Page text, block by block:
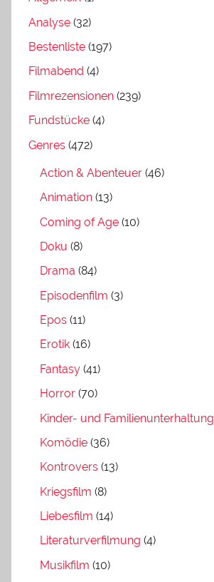
Analyse (32)
Bestenliste (197)
Filmabend (4)
Filmrezensionen (239)
Fundstücke (4)
Genres (472)
Action & Abenteuer (46)
Animation (13)
Coming of Age (10)
Doku (8)
Drama (84)
Episodenfilm (3)
Epos (11)
Erotik (16)
Fantasy (41)
Horror (70)
Kinder- und Familienunterhaltung
Komödie (36)
Kontrovers (13)
Kriegsfilm (8)
Liebesfilm (14)
Literaturverfilmung (4)
Musikfilm (10)